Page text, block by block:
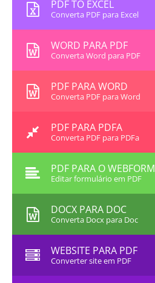
PDF TO EXCEL
Converta PDF para Excel
WORD PARA PDF
Converta Word para PDF
PDF PARA WORD
Converta PDF para Word
PDF PARA PDFA
Converta PDF para PDFa
PDF PARA O WEBFORM
Editar formulário em PDF
DOCX PARA DOC
Converta Docx para Doc
WEBSITE PARA PDF
Converter site em PDF